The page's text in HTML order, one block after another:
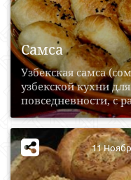
Самса
Узбекская самса
узбекской кухни
повседневности, с
11